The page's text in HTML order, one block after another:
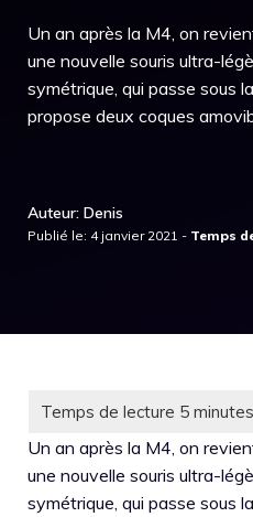
Un an après la M4, on
une nouvelle souris ultra-
symétrique, qui passe sous
propose deux coques
Auteur: Denis
Publié le: 4 janvier 2021 -
Un an après la M4, on
une nouvelle souris ultra-
symétrique, qui passe sous